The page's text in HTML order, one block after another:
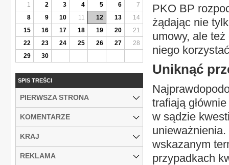
PKO BP
żądając nie
umowy, ale też
niego
Uniknąć
trafiają
w sądzie
wskazanym
przypadkach
1
2 3 4 5 6
7
8
9 10 11 12 13
14
15
16 17 18 19 20
21
22
23 24 25 26 27
28
29
30
SPIS TREŚCI
PIERWSZA STRONA
KOMENTARZE
KRAJ
REKLAMA